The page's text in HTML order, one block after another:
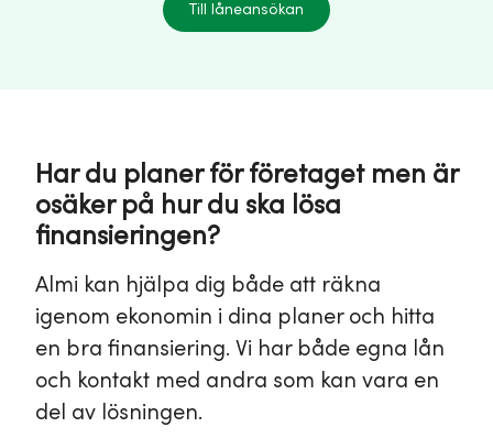
Till låneansökan
Har du planer för företaget men är
osäker på hur du ska lösa
finansieringen?
Almi kan hjälpa dig både att räkna
igenom ekonomin i dina planer och hitta
en bra finansiering. Vi har både egna lån
och kontakt med andra som kan vara en
del av lösningen.